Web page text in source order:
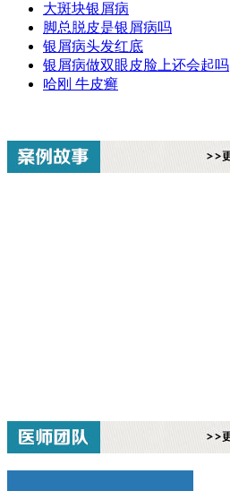
大斑块银屑病
脚总脱皮是银屑病吗
银屑病头发红底
银屑病做双眼皮脸上还会起吗
哈刚 牛皮癣